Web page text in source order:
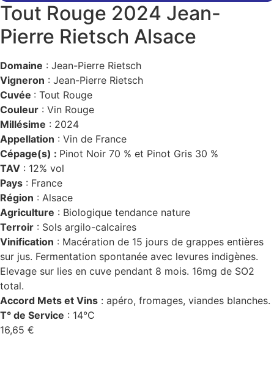
Tout Rouge 2024 Jean-
Pierre Rietsch Alsace
Domaine : Jean-Pierre Rietsch
Vigneron : Jean-Pierre Rietsch
Cuvée : Tout Rouge
Couleur : Vin Rouge
Millésime : 2024
Appellation : Vin de France
Cépage(s) : Pinot Noir 70 % et Pinot Gris 30 %
TAV : 12% vol
Pays : France
Région : Alsace
Agriculture : Biologique tendance nature
Terroir : Sols argilo-calcaires
Vinification : Macération de 15 jours de grappes entières
sur jus. Fermentation spontanée avec levures indigènes.
Elevage sur lies en cuve pendant 8 mois. 16mg de SO2
total.
Accord Mets et Vins : apéro, fromages, viandes blanches.
T° de Service : 14°C
16,65 €